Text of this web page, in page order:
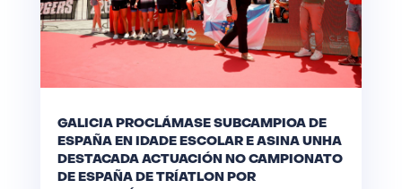
GALICIA PROCLÁMASE SUBCAMPIOA DE
ESPAÑA EN IDADE ESCOLAR E ASINA UNHA
DESTACADA ACTUACIÓN NO CAMPIONATO
DE ESPAÑA DE TRÍATLON POR